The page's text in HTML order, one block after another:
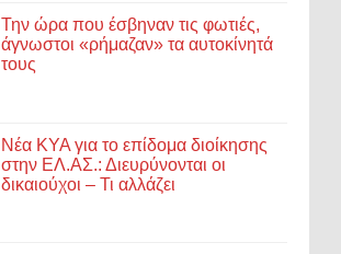
Την ώρα που έσβηναν τις φωτιές,
άγνωστοι «ρήμαζαν» τα αυτοκίνητά
τους
Νέα ΚΥΑ για το επίδομα διοίκησης
στην ΕΛ.ΑΣ.: Διευρύνονται οι
δικαιούχοι – Τι αλλάζει